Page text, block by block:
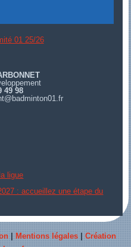
01 25/26
49 98
ligue
: accueillez une étape du
Mentions légales
Création